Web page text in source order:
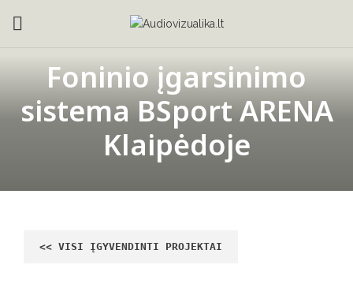
Foninio įgarsinimo
sistema BSport ARENA
Klaipėdoje